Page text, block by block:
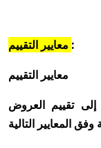
:
معايير التقييم
تقييم العروض